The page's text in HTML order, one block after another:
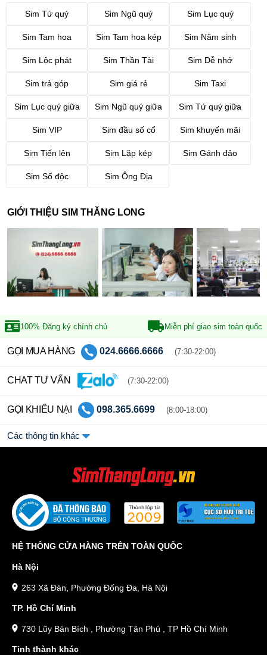
Sim Tứ quý Sim Ngũ quý Sim Lục quý
Sim Tam hoa Sim Tam hoa kép Sim Năm sinh
Sim Lộc phát Sim Thần Tài Sim Dễ nhớ
Sim trả góp Sim giá rẻ Sim Taxi
Sim Lục quý giữa Sim Ngũ quý giữa Sim Tứ quý giữa
Sim VIP Sim đầu số cổ Sim khuyến mãi
Sim Tiến lên Sim Lặp kép Sim Gánh đảo
Sim Số độc Sim Ông Địa
GIỚI THIỆU SIM THĂNG LONG
100% Đăng ký chính chủ Miễn phí giao sim toàn quốc
GỌI MUA HÀNG 024.6666.6666 (7:30-22:00)
CHAT TƯ VẤN (7:30-22:00)
GỌI KHIẾU NẠI 098.365.6699 (8:00-18:00)
Các thông tin khác
HỆ THỐNG CỬA HÀNG TRÊN TOÀN QUỐC
Hà Nội
263 Xã Đàn, Phường Đống Đa, Hà Nội
TP. Hồ Chí Minh
730 Lũy Bán Bích , Phường Tân Phú , TP Hồ Chí Minh
Tỉnh thành khác